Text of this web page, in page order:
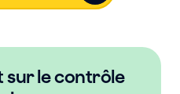
le contrôle